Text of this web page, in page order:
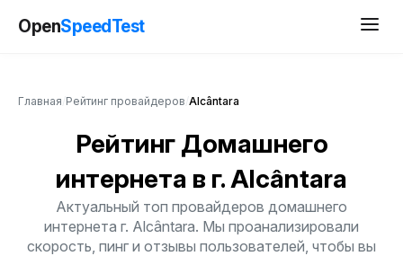
OpenSpeedTest
Главная Рейтинг провайдеров Alcântara
Рейтинг Домашнего
интернета в г. Alcântara
Актуальный топ провайдеров домашнего
интернета г. Alcântara. Мы проанализировали
скорость, пинг и отзывы пользователей, чтобы вы